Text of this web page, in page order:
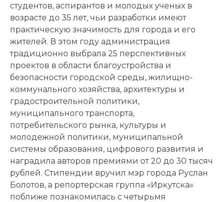
студентов, аспирантов и молодых ученых в
возрасте до 35 лет, чьи разработки имеют
практическую значимость для города и его
жителей. В этом году администрация
традиционно выбрала 25 перспективных
проектов в области благоустройства и
безопасности городской среды, жилищно-
коммунального хозяйства, архитектуры и
градостроительной политики,
муниципального транспорта,
потребительского рынка, культуры и
молодежной политики, муниципальной
системы образования, цифрового развития и
наградила авторов премиями от 20 до 30 тысяч
рублей. Стипендии вручил мэр города Руслан
Болотов, а репортерская группа «Иркутска»
поближе познакомилась с четырьмя